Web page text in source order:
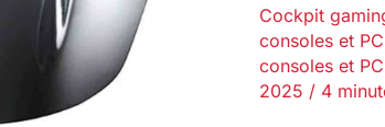
Cockpit
consoles et PC
consoles et PC
2025 / 4